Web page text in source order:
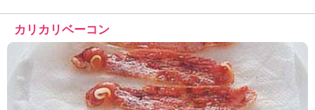
カリカリベーコン